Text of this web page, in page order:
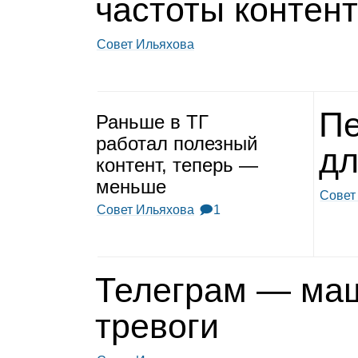
частоты
Совет Ильяхова
Раньше в ТГ
рабо­тал полез­ный
кон­тент, теперь —
меньше
Совет Ильяхова 🗩1
Теле­грам —
тре­воги